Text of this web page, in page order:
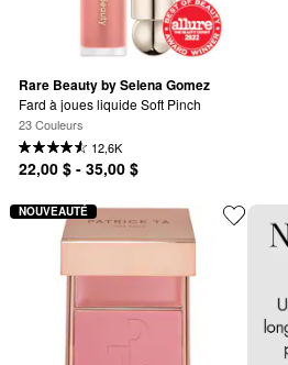
Rare Beauty by Selena Gomez
Fard à joues liquide Soft Pinch
23 Couleurs
12,6K
22,00 $ - 35,00 $
NOUVEAUTÉ